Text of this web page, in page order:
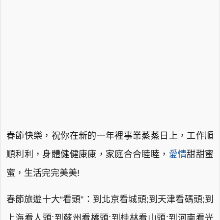
春節快樂，祝你在新的一年裡事業蒸蒸日上，工作順
順利利，身體健健康康，家庭合合睦睦， 愛情甜甜蜜
蜜，生活完完美美!
春節旅遊十大“看頭”：到北京看城頭;到天津看碼頭;到
上海看人頭;到蘇州看橋頭;到桂林看山頭;到河南看光